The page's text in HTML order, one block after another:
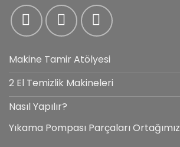
Makine Tamir Atölyesi
2 El Temizlik Makineleri
Nasıl Yapılır?
Yıkama Pompası Parçaları Ortağımız